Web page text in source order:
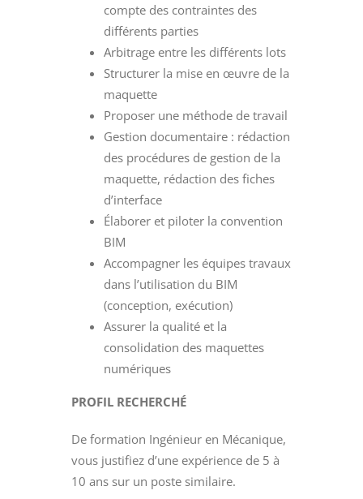
compte des contraintes des
différents parties
Arbitrage entre les différents lots
Structurer la mise en œuvre de la
maquette
Proposer une méthode de travail
Gestion documentaire : rédaction
des procédures de gestion de la
maquette, rédaction des fiches
d’interface
Élaborer et piloter la convention
BIM
Accompagner les équipes travaux
dans l’utilisation du BIM
(conception, exécution)
Assurer la qualité et la
consolidation des maquettes
numériques
PROFIL RECHERCHÉ
De formation Ingénieur en Mécanique,
vous justifiez d’une expérience de 5 à
10 ans sur un poste similaire.